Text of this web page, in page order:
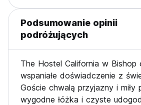
Podsumowanie opinii
podróżujących
The Hostel California w Bishop
wspaniałe doświadczenie z
Goście chwalą przyjazny i miły
wygodne łóżka i czyste